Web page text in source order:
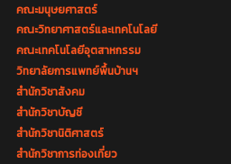
คณะมนุษยศาสตร์
คณะวิทยาศาสตร์และเทคโนโลยี
คณะเทคโนโลยีอุตสาหกรรม
วิทยาลัยการแพทย์พื้นบ้านฯ
สำนักวิชาสังคม
สำนักวิชาบัญชี
สำนักวิชานิติศาสตร์
สำนักวิชาการท่องเที่ยว